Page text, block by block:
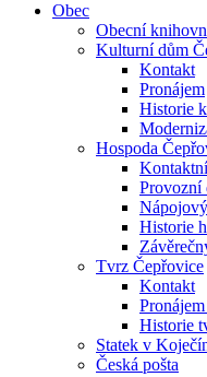
Obec
Obecní
Kulturní dům
Kontakt
Pronájem
Historie
Hospoda
Provozní
Historie
Tvrz Čepřovice
Kontakt
Historie
Statek v
Česká pošta